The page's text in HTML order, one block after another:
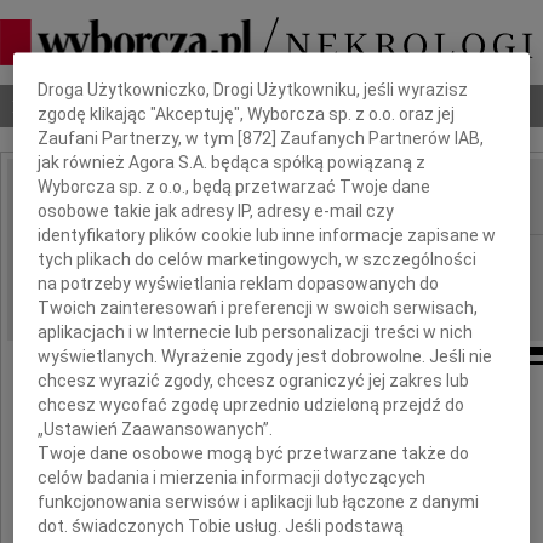
Nekrologi Odeszli Poradnik pogrzebowy
IMIĘ I NAZWISKO:
REGION: Lublin
DATA EMISJI: 22.09.2009
Koledze
Krzysztofowi Żukowi
wyrazy głębokiego współczucia
z powodu śmierci
Dbamy o Twoją prywatność
Droga Użytkowniczko, Drogi Użytkowniku, jeśli wyrazisz
zgodę klikając "Akceptuję", Wyborcza sp. z o.o. oraz jej
Zaufani Partnerzy, w tym [872 ] Zaufanych Partnerów IAB,
jak również Agora S.A. będąca spółką powiązaną z
Wyborcza sp. z o.o., będą przetwarzać Twoje dane
osobowe takie jak adresy IP, adresy e-mail czy
identyfikatory plików cookie lub inne informacje zapisane w
tych plikach do celów marketingowych, w szczególności
na potrzeby wyświetlania reklam dopasowanych do
Twoich zainteresowań i preferencji w swoich serwisach,
aplikacjach i w Internecie lub personalizacji treści w nich
wyświetlanych. Wyrażenie zgody jest dobrowolne. Jeśli nie
chcesz wyrazić zgody, chcesz ograniczyć jej zakres lub
chcesz wycofać zgodę uprzednio udzieloną przejdź do
„Ustawień Zaawansowanych”.
Twoje dane osobowe mogą być przetwarzane także do
celów badania i mierzenia informacji dotyczących
funkcjonowania serwisów i aplikacji lub łączone z danymi
dot. świadczonych Tobie usług. Jeśli podstawą